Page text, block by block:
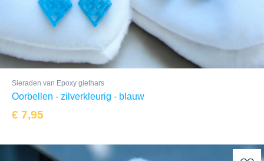
Sieraden van Epoxy giethars
Oorbellen - zilverkleurig - blauw
€ 7,95